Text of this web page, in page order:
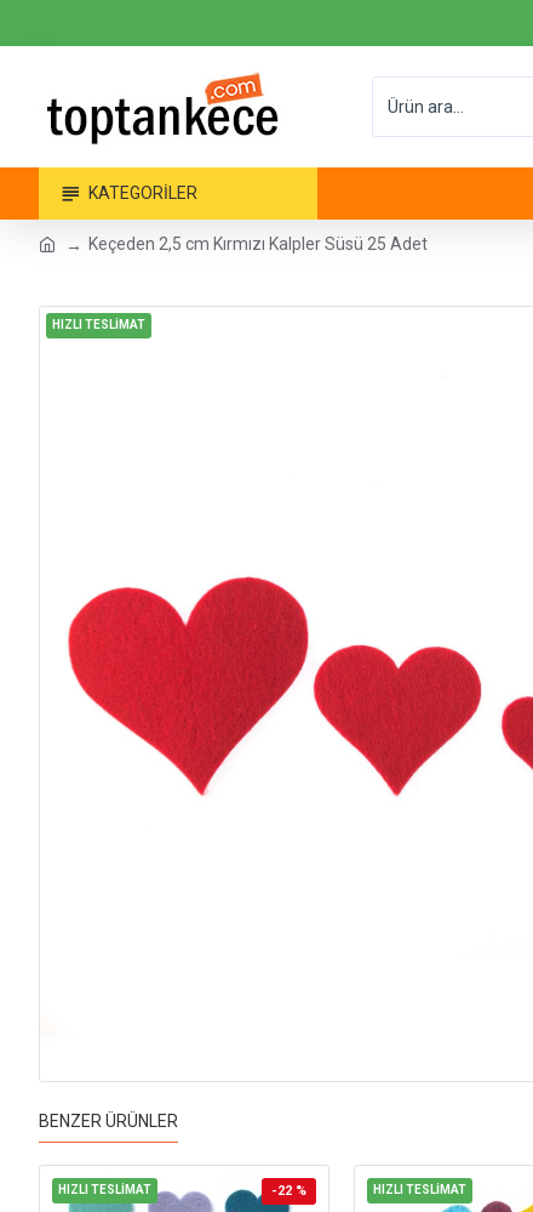
KATEGORILER
Keçeden 2,5 cm Kırmızı Kalpler Süsü 25 Adet
HIZLI TESLİMAT
BENZER ÜRÜNLER
HIZLI TESLİMAT -22 % HIZLI TESLİMAT